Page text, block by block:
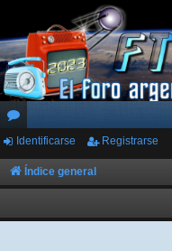
or
os
Identificarse Registrarse
Índice general